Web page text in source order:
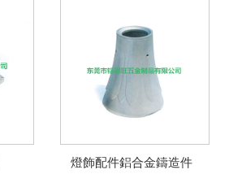
燈飾配件鋁合金鑄造件